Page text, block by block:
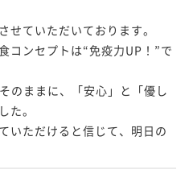
ていただいております。
コンセプトは“免疫力UP！”で
のままに、「安心」と「優し
た。
いただけると信じて、明日の